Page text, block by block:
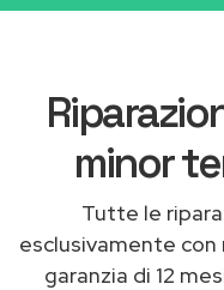
minor
Tutte le
esclusivamente con
garanzia di 12